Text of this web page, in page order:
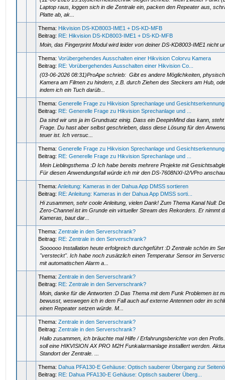
Laptop raus, loggen sich in die Zentrale ein, packen den Repeater aus,
Platte ab, ak...
Thema: Hikvision DS-KD8003-IME1 + DS-KD-MFB
Beitrag: RE: Hikvision DS-KD8003-IME1 + DS-KD-MFB
Moin, das Fingerprint Modul wird leider von deiner DS-KD8003-IME1 nicht
Thema:Vorübergehendes Ausschalten einer Hikvision Colorvu Kamera
Beitrag: RE: Vorübergehendes Ausschalten einer Hikvision Co...
(03-06-2026 08:31)ProApe schrieb: Gibt es andere Möglichkeiten,
Kamera am Filmen zu hindern, z.B. durch Ziehen des Steckers am Hub,
indem ich ein Tuch darüb...
Thema:Generelle Frage zu Hikvision Sprechanlage und
Beitrag: RE: Generelle Frage zu Hikvision Sprechanlage und ...
Da sind wir uns ja im Grundsatz einig. Dass ein DeepinMind das kann,
Frage. Du hast aber selbst geschrieben, dass diese Lösung für den
teuer ist. Ich versuc...
Thema:Generelle Frage zu Hikvision Sprechanlage und
Beitrag: RE: Generelle Frage zu Hikvision Sprechanlage und ...
Mein Lieblingsthema :D Ich habe bereits mehrere Projekte mit
Für diesen Anwendungsfall würde ich mir den DS-7608NXI-I2/VPro
Thema:Anleitung: Kameras in der Dahua App DMSS sortieren
Beitrag: RE: Anleitung: Kameras in der Dahua App DMSS sorti...
Hi zusammen, sehr coole Anleitung, vielen Dank! Zum Thema Kanal Null:
Zero-Channel ist im Grunde ein virtueller Stream des Rekorders. Er nimmt
Kameras, baut dar...
Thema:Zentrale in den Serverschrank?
Beitrag: RE: Zentrale in den Serverschrank?
Soooooo Installation heute erfolgreich durchgeführt :D Zentrale schön im
"versteckt". Ich habe noch zusätzlich einen Temperatur Sensor im
mit automatischen Alarm a...
Thema:Zentrale in den Serverschrank?
Beitrag: RE: Zentrale in den Serverschrank?
Moin, danke für die Antworten :D Das Thema mit dem Funk Problemen ist
bewusst, weswegen ich in dem Fall auch auf externe Antennen oder im
einen Repeater setzen würde. M...
Thema:Zentrale in den Serverschrank?
Beitrag:Zentrale in den Serverschrank?
Hallo zusammen, ich bräuchte mal Hilfe / Erfahrungsberichte von den
soll eine HIKVISION AX PRO M2H Funkalarmanlage installiert werden.
Standort der Zentrale. ...
Thema: Dahua PFA130-E Gehäuse: Optisch sauberer Übergang zur
Beitrag: RE: Dahua PFA130-E Gehäuse: Optisch sauberer Überg...